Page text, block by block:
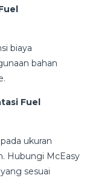
biaya
bahan
Fuel
ukuran
Hubungi McEasy
sesuai